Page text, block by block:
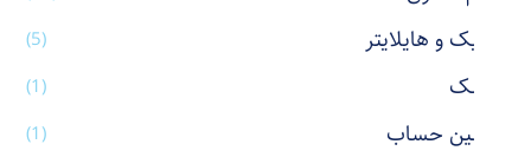
ماژیک و هایلایتر (5)
ماسک (1)
ماشین حساب (1)